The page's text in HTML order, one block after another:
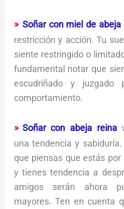
Soñar con miel de abeja
restricción y acción. Tu
siente restringido o
fundamental notar que
escudriñado y
comportamiento.
Soñar con abeja reina
una tendencia y
que piensas que estás
y tienes tendencia a
amigos serán ahora
mayores. Ten en cuenta